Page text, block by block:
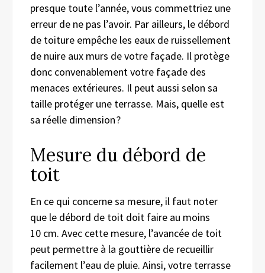
presque toute l’année, vous commettriez une
erreur de ne pas l’avoir. Par ailleurs, le débord
de toiture empêche les eaux de ruissellement
de nuire aux murs de votre façade. Il protège
donc convenablement votre façade des
menaces extérieures. Il peut aussi selon sa
taille protéger une terrasse. Mais, quelle est
sa réelle dimension ?
Mesure du débord de
toit
En ce qui concerne sa mesure, il faut noter
que le débord de toit doit faire au moins
10 cm. Avec cette mesure, l’avancée de toit
peut permettre à la gouttière de recueillir
facilement l’eau de pluie. Ainsi, votre terrasse